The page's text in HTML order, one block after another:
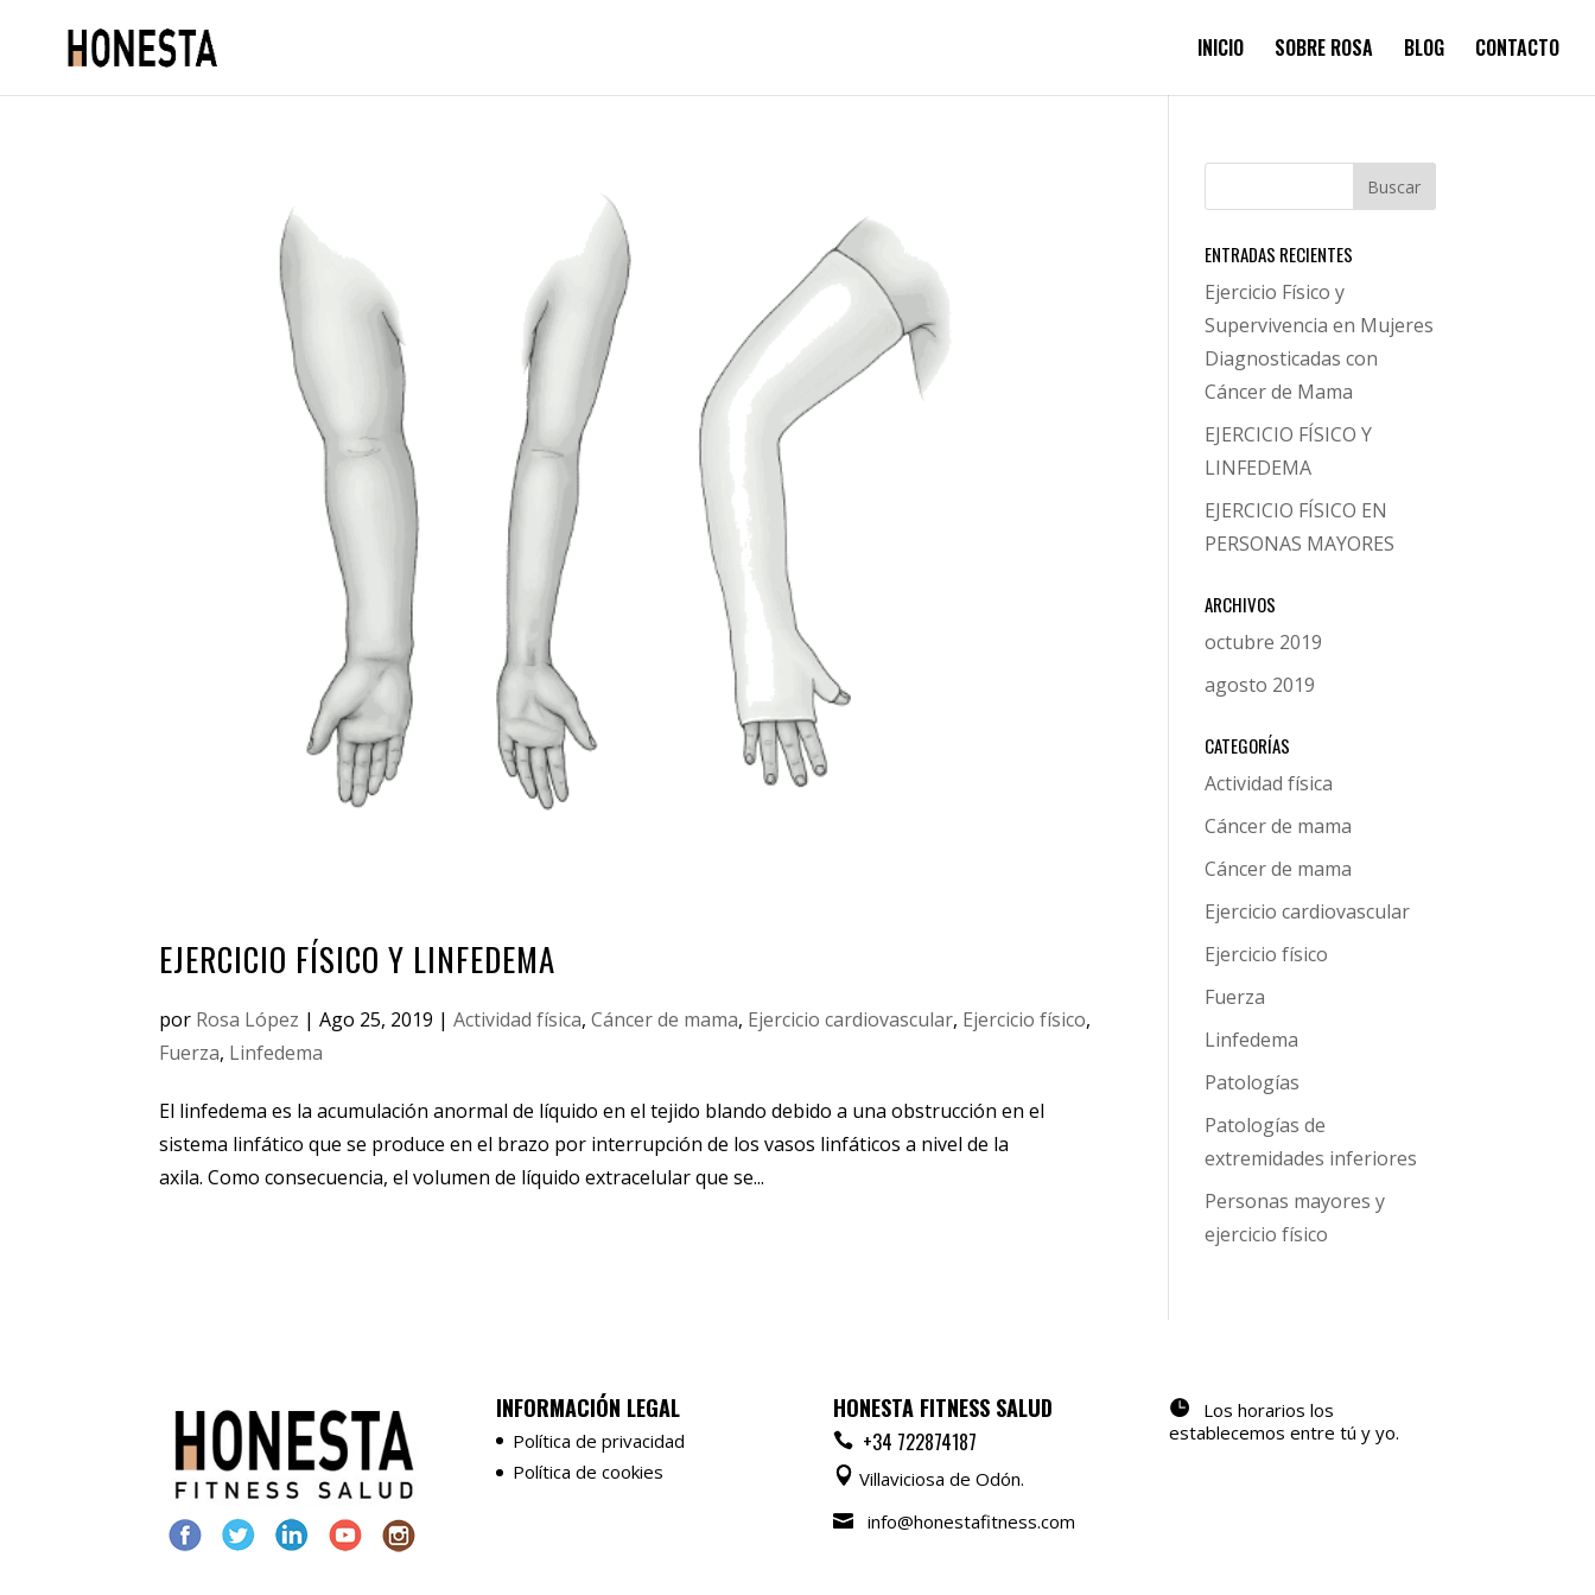
INICIO SOBRE ROSA BLOG CONTACTO
EJERCICIO FÍSICO Y LINFEDEMA
por Rosa López |Ago 25, 2019 |Actividad física,Cáncer de mama, Ejercicio cardiovascular, Ejercicio físico,
Fuerza, Linfedema
El linfedema es la acumulación anormal de líquido en el tejido blando debido a una obstrucción en el
sistema linfático que se produce en el brazo por interrupción de los vasos linfáticos a nivel de la
axila. Como consecuencia, el volumen de líquido extracelular que se...
ENTRADAS RECIENTES
Ejercicio Físico y
Supervivencia en Mujeres
Diagnosticadas con
Cáncer de Mama
EJERCICIO FÍSICO Y
LINFEDEMA
EJERCICIO FÍSICO EN
PERSONAS MAYORES
ARCHIVOS
octubre 2019
agosto 2019
CATEGORÍAS
Actividad física
Cáncer de mama
Cáncer de mama
Ejercicio cardiovascular
Ejercicio físico
Fuerza
Linfedema
Patologías
Patologías de
extremidades inferiores
Personas mayores y
ejercicio físico
INFORMACIÓN LEGAL
Política de privacidad
Política de cookies
HONESTA FITNESS SALUD
+34 722874187
Villaviciosa de Odón.
info@honestafitness.com
Los horarios los
establecemos entre tú y yo.